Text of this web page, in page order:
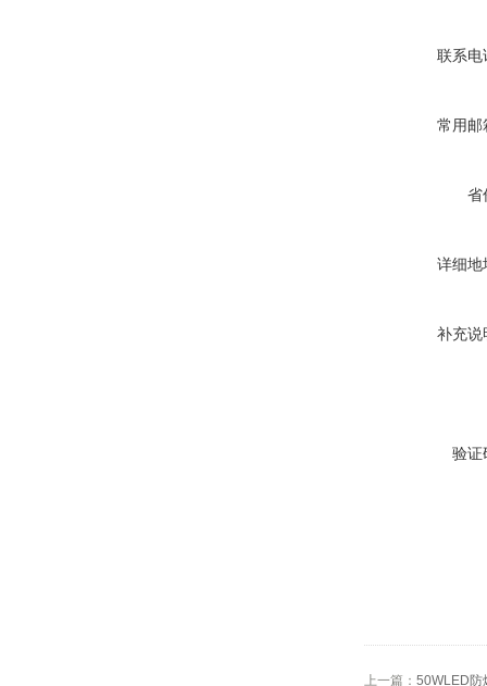
联系电
常用邮
省
详细地
补充说
验证
上一篇： 50WLED防